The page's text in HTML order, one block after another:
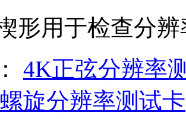
形用于检查分
4K正弦分辨率
旋分辨率测试卡